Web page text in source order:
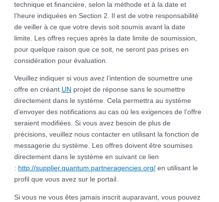
technique et financière, selon la méthode et à la date et
l’heure indiquées en Section 2. Il est de votre responsabilité
de veiller à ce que votre devis soit soumis avant la date
limite. Les offres reçues après la date limite de soumission,
pour quelque raison que ce soit, ne seront pas prises en
considération pour évaluation.
Veuillez indiquer si vous avez l’intention de soumettre une
offre en créant UN projet de réponse sans le soumettre
directement dans le système. Cela permettra au système
d’envoyer des notifications au cas où les exigences de l’offre
seraient modifiées. Si vous avez besoin de plus de
précisions, veuillez nous contacter en utilisant la fonction de
messagerie du système. Les offres doivent être soumises
directement dans le système en suivant ce lien
: http://supplier.quantum.partneragencies.org/ en utilisant le
profil que vous avez sur le portail.
Si vous ne vous êtes jamais inscrit auparavant, vous pouvez